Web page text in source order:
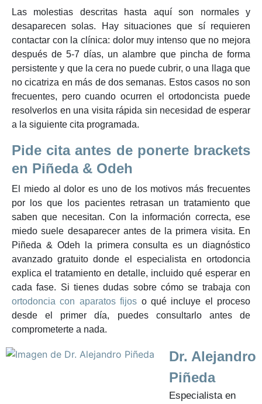
Las molestias descritas hasta aquí son normales y
desaparecen solas. Hay situaciones que sí requieren
contactar con la clínica: dolor muy intenso que no mejora
después de 5-7 días, un alambre que pincha de forma
persistente y que la cera no puede cubrir, o una llaga que
no cicatriza en más de dos semanas. Estos casos no son
frecuentes, pero cuando ocurren el ortodoncista puede
resolverlos en una visita rápida sin necesidad de esperar
a la siguiente cita programada.
Pide cita antes de ponerte brackets
en Piñeda & Odeh
El miedo al dolor es uno de los motivos más frecuentes
por los que los pacientes retrasan un tratamiento que
saben que necesitan. Con la información correcta, ese
miedo suele desaparecer antes de la primera visita. En
Piñeda & Odeh la primera consulta es un diagnóstico
avanzado gratuito donde el especialista en ortodoncia
explica el tratamiento en detalle, incluido qué esperar en
cada fase. Si tienes dudas sobre cómo se trabaja con
ortodoncia con aparatos fijos o qué incluye el proceso
desde el primer día, puedes consultarlo antes de
comprometerte a nada.
Dr. Alejandro
Piñeda
Especialista en